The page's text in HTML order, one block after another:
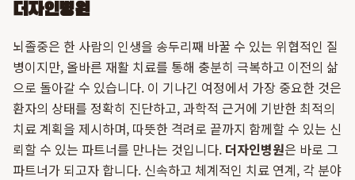
더자인병원
뇌졸중은 한 사람의 인생을 송두리째 바꿀 수 있는 위협적인 질
병이지만, 올바른 재활 치료를 통해 충분히 극복하고 이전의 삶
으로 돌아갈 수 있습니다. 이 기나긴 여정에서 가장 중요한 것은
환자의 상태를 정확히 진단하고, 과학적 근거에 기반한 최적의
치료 계획을 제시하며, 따뜻한 격려로 끝까지 함께할 수 있는 신
뢰할 수 있는 파트너를 만나는 것입니다. 더자인병원은 바로 그
파트너가 되고자 합니다. 신속하고 체계적인 치료 연계, 각 분야